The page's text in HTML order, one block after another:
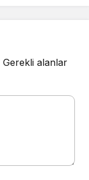
Gerekli alanlar